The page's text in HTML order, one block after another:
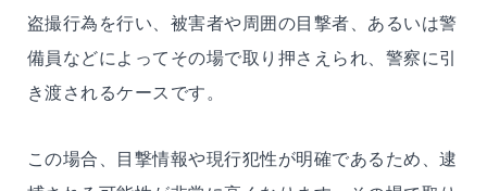
盗撮行為を行い、被害者や周囲の目撃者、あるいは警
備員などによってその場で取り押さえられ、警察に引
き渡されるケースです。
この場合、目撃情報や現行犯性が明確であるため、逮